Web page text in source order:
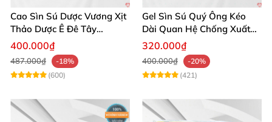
Cao Sìn Sú Dược Vương Xịt
Thảo Dược Ê Đê Tây
Nguyên Hỗ Trợ Xuất Tinh
400.000₫
487.000₫
-18%
(600)
Gel Sìn Sú Quý Ông Kéo
Dài Quan Hệ Chống Xuất
Tinh Sớm
320.000₫
400.000₫
-20%
(421)